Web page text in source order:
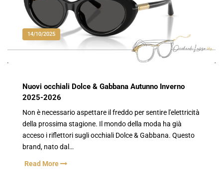
14/10/2025
Nuovi occhiali Dolce & Gabbana Autunno Inverno
2025-2026
Non è necessario aspettare il freddo per sentire l'elettricità
della prossima stagione. Il mondo della moda ha già
acceso i riflettori sugli occhiali Dolce & Gabbana. Questo
brand, nato dal…
Read More